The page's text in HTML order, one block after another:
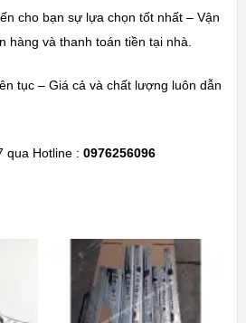
cho bạn sự lựa chọn tốt nhất – Vận
hàng và thanh toán tiền tại nhà.
tục – Giá cả và chất lượng luôn dẫn
qua Hotline : 0976256096